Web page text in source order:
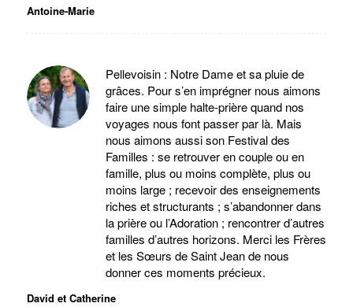
Antoine-Marie
Pellevoisin : Notre Dame et sa pluie de
grâces. Pour s’en imprégner nous aimons
faire une simple halte-prière quand nos
voyages nous font passer par là. Mais
nous aimons aussi son Festival des
Familles : se retrouver en couple ou en
famille, plus ou moins complète, plus ou
moins large ; recevoir des enseignements
riches et structurants ; s’abandonner dans
la prière ou l’Adoration ; rencontrer d’autres
familles d’autres horizons. Merci les Frères
et les Sœurs de Saint Jean de nous
donner ces moments précieux.
David et Catherine